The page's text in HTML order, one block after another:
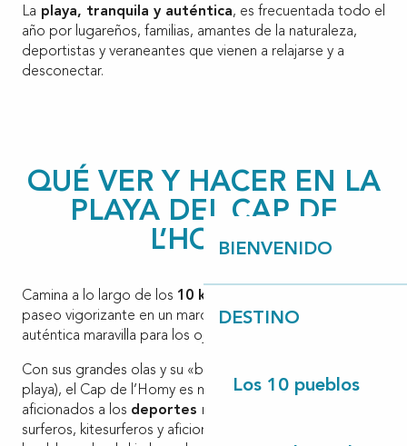
BIENVENIDO
DESTINO
Los 10 pueblos
La playa, tranquila y auténtica, es frecuentada todo el
año por lugareños, familias, amantes de la naturaleza,
deportistas y veraneantes que vienen a relajarse y a
desconectar.
QUÉ VER Y HACER EN LA
PLAYA DEL CAP DE
L’HOMY
Camina a lo largo de los 10 km de playa
paseo vigorizante en un marco natural grandioso, ¡una
auténtica maravilla para los ojos!
Con sus grandes olas y su «beach break» (rompiente de
playa), el Cap de l’Homy es muy popular entre los
aficionados a los deportes náuticos
surferos, kitesurferos y aficionados al paddle surf, al